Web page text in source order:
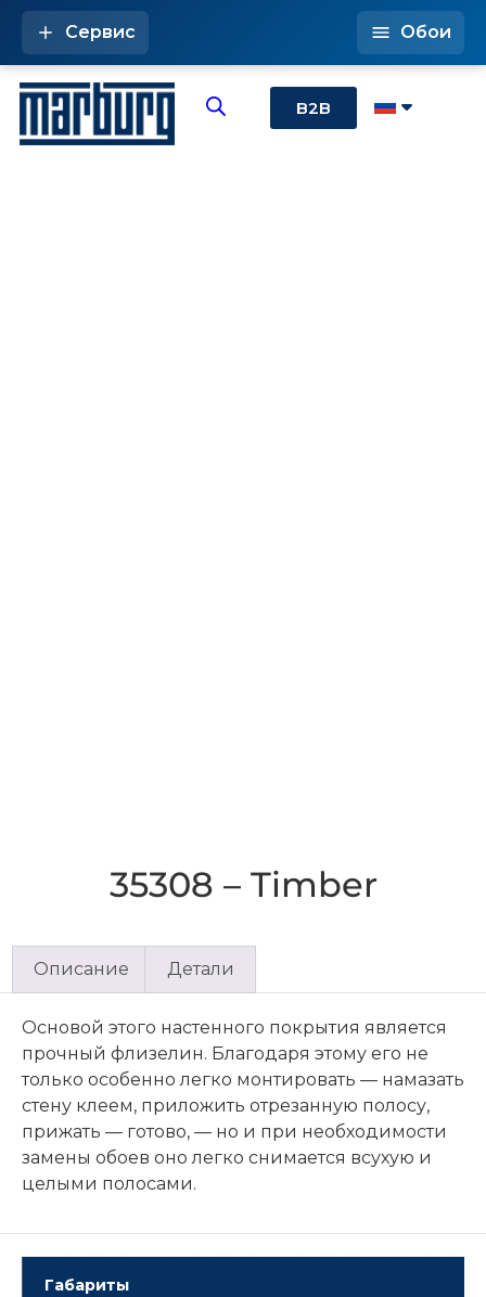
B2B
Сервис Обои
35308 – Timber
Описание Детали
Основой этого настенного покрытия является
прочный флизелин. Благодаря этому его не
только особенно легко монтировать — намазать
стену клеем, приложить отрезанную полосу,
прижать — готово, — но и при необходимости
замены обоев оно легко снимается всухую и
целыми полосами.
Габариты